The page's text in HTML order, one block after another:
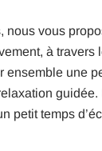
nous vous
à travers
ensemble une
guidée.
petit temps